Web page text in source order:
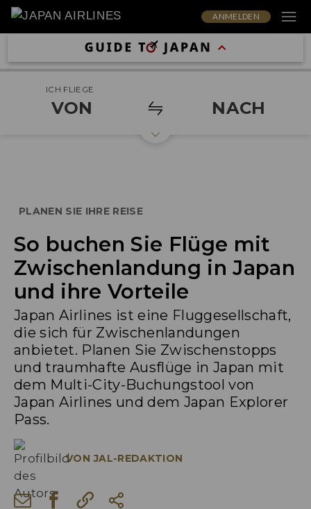
ANMELDEN
ICH FLIEGE
VON NACH
PLANEN SIE IHRE REISE
So buchen Sie Flüge mit
Zwischenlandung in Japan
und ihre Vorteile
Japan Airlines ist eine Fluggesellschaft,
die sich für Zwischenlandungen
anbietet. Planen Sie Zwischenstopps
und traumhafte Ausflüge in Japan mit
dem Multi-City-Buchungstool von
Japan Airlines und dem Japan Explorer
Pass.
VON JAL-REDAKTION